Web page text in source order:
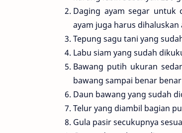
Daging ayam segar untuk
ayam juga harus
Tepung sagu tani yang
Labu siam yang sudah
Bawang putih ukuran
bawang sampai benar
Daun bawang yang sudah
Telur yang diambil bagian
Gula pasir secukupnya